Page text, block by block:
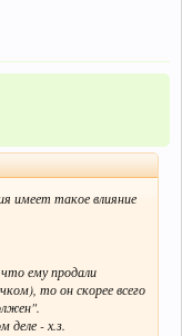
имеет такое влияние
ему продали
то он скорее всего
деле - х.з.